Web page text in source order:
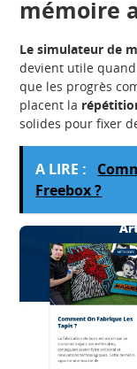
mémoire
Le simulateur de
devient utile quand
que les progrès
placent la
solides pour fixer
A LIRE :
Freebox ?